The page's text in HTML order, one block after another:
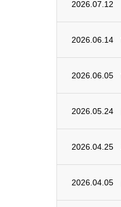
2026.07.12
2026.06.14
2026.06.05
2026.05.24
2026.04.25
2026.04.05